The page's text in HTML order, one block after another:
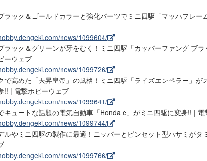
ラック＆ゴールドカラーと強化パーツでミニ四駆「マッハフレー
news/1099604/
ラック＆グリーンが牙をむく！ミニ四駆「カッパーファング ブ
ーウェブ
news/1099726/
で高めた「天昇皇帝」の風格！ミニ四駆「ライズエンペラー」が
!! | 電撃ホビーウェブ
news/1099641/
キュートな話題の電気自動車「Honda e」がミニ四駆に変身!! |
news/1099744/
ルやミニ四駆の製作に最適！ニッパーとピンセット型ハサミがタ
news/1099766/